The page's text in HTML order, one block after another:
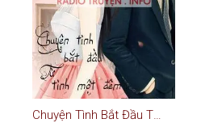
Chuyện Tình Bắt Đầu Từ Tình Một Đêm - Truyện Ngôn Tình